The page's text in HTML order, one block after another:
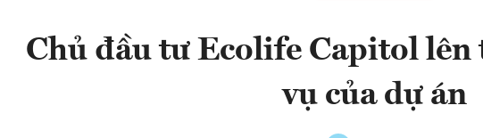
Chủ đầu tư Ecolife Capitol lên
vụ của dự án